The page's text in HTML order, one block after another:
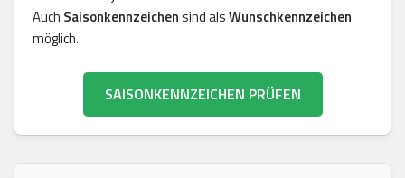
Auch Saisonkennzeichensind alsWunschkennzeichen
möglich.
SAISONKENNZEICHEN PRÜFEN